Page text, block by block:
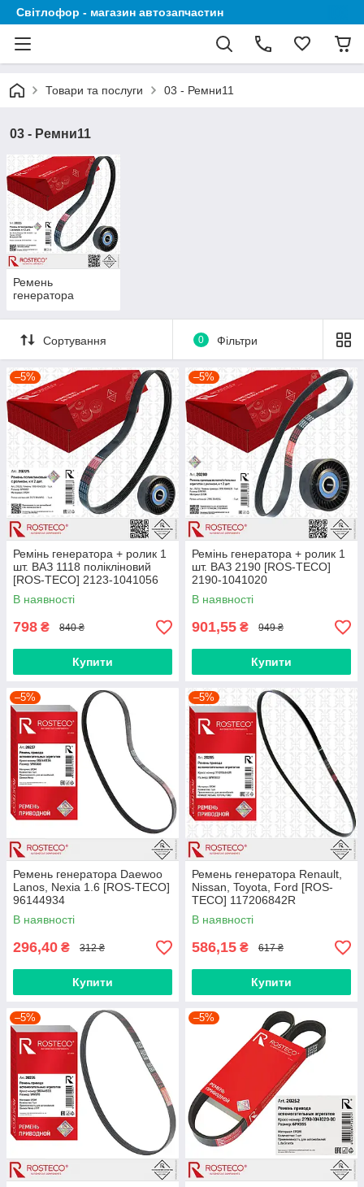
Світлофор - магазин автозапчастин
Товари та послуги 03 - Ремни11
03 - Ремни11
Ремень
генератора
Сортування 0 Фільтри
–5%
Ремінь генератора + ролик 1
шт. ВАЗ 1118 полікліновий
[ROS-TECO] 2123-1041056
В наявності
798 ₴ 840 ₴
Купити
–5%
Ремінь генератора + ролик 1
шт. ВАЗ 2190 [ROS-TECO]
2190-1041020
В наявності
901,55 ₴ 949 ₴
Купити
–5%
Ремень генератора Daewoo
Lanos, Nexia 1.6 [ROS-TECO]
96144934
В наявності
296,40 ₴ 312 ₴
Купити
–5%
Ремень генератора Renault,
Nissan, Toyota, Ford [ROS-
TECO] 117206842R
В наявності
586,15 ₴ 617 ₴
Купити
–5% –5%